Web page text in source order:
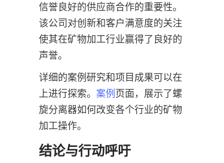
信誉良好的供应商合作的重要性。
该公司对创新和客户满意度的关注
使其在矿物加工行业赢得了良好的
声誉。
详细的案例研究和项目成果可以在
上进行探索。 案例 页面，展示了螺
旋分离器如何改变各个行业的矿物
加工操作。
结论与行动呼吁